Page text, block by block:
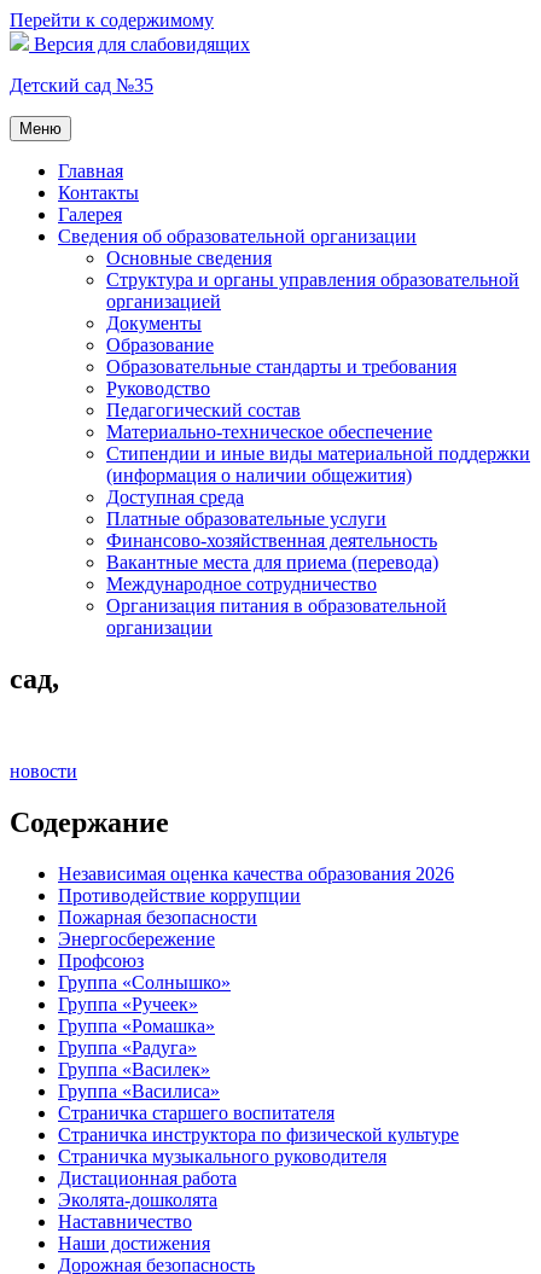
Перейти к содержимому
Версия для слабовидящих
Детский сад №35
Меню
Главная
Контакты
Галерея
Сведения об образовательной организации
Основные сведения
Структура и органы управления образовательной
организацией
Документы
Образование
Образовательные стандарты и требования
Руководство
Педагогический состав
Материально-техническое обеспечение
Стипендии и иные виды материальной поддержки
(информация о наличии общежития)
Доступная среда
Платные образовательные услуги
Финансово-хозяйственная деятельность
Вакантные места для приема (перевода)
Международное сотрудничество
Организация питания в образовательной
организации
сад,
новости
Содержание
Независимая оценка качества образования 2026
Противодействие коррупции
Пожарная безопасности
Энергосбережение
Профсоюз
Группа «Солнышко»
Группа «Ручеек»
Группа «Ромашка»
Группа «Радуга»
Группа «Василек»
Группа «Василиса»
Страничка старшего воспитателя
Страничка инструктора по физической культуре
Страничка музыкального руководителя
Дистационная работа
Эколята-дошколята
Наставничество
Наши достижения
Дорожная безопасность